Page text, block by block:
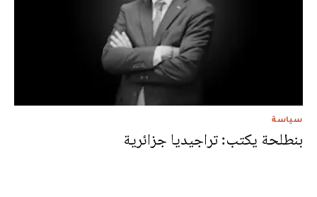
سياسة
بنطلحة يكتب: تراجيديا جزائرية